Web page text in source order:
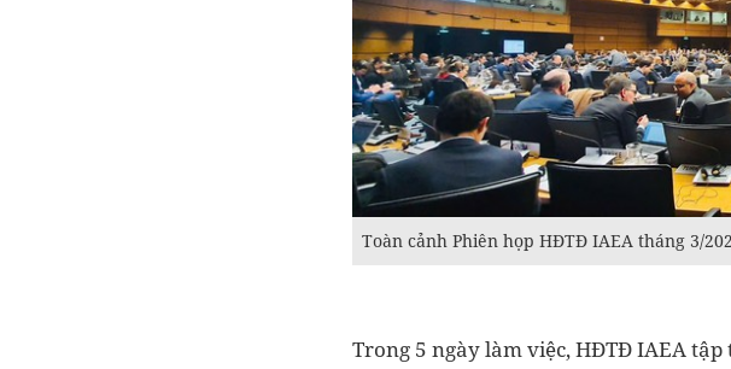
Toàn cảnh Phiên họp HĐTĐ IAEA tháng 3/
Trong 5 ngày làm việc, HĐTĐ IAEA